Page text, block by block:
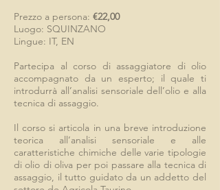
Prezzo a persona: €22,00
Luogo: SQUINZANO
Lingue: IT, EN
Partecipa al corso di assaggiatore di olio
accompagnato da un esperto; il quale ti
introdurrà all’analisi sensoriale dell’olio e alla
tecnica di assaggio.
Il corso si articola in una breve introduzione
teorica all’analisi sensoriale e alle
caratteristiche chimiche delle varie tipologie
di olio di oliva per poi passare alla tecnica di
assaggio, il tutto guidato da un addetto del